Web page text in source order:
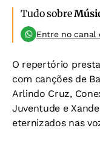
Tudo sobre
Entre no canal
O repertório
com canções de
Arlindo Cruz,
Juventude e
eternizados nas